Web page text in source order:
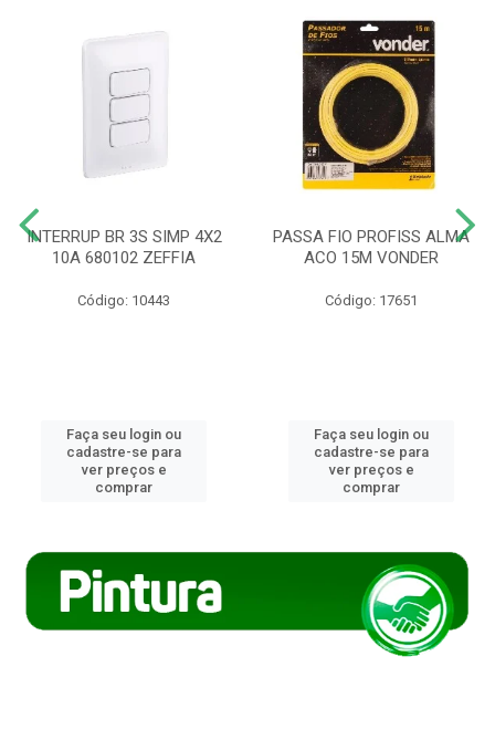
INTERRUP BR 3S SIMP 4X2
10A 680102 ZEFFIA
Código: 10443
Faça seu login ou
cadastre-se para
ver preços e
comprar
PASSA FIO PROFISS ALMA
ACO 15M VONDER
Código: 17651
Faça seu login ou
cadastre-se para
ver preços e
comprar